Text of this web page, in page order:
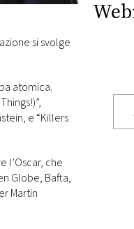
si svolge
atomica.
e “Killers
l’Oscar, che
Globe, Bafta,
Martin